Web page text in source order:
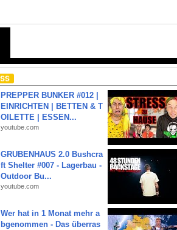
PREPPER BUNKER #012 |
EINRICHTEN | BETTEN & T
OILETTE | ESSEN...
youtube.com
GRUBENHAUS 2.0 Bushcra
ft Shelter #007 - Lagerbau -
Outdoor Bu...
youtube.com
Wer hat in 1 Monat mehr a
bgenommen - Das überras